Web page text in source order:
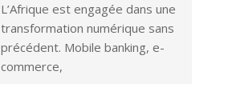
L’Afrique est engagée dans une
transformation numérique sans
précédent. Mobile banking, e-
commerce,